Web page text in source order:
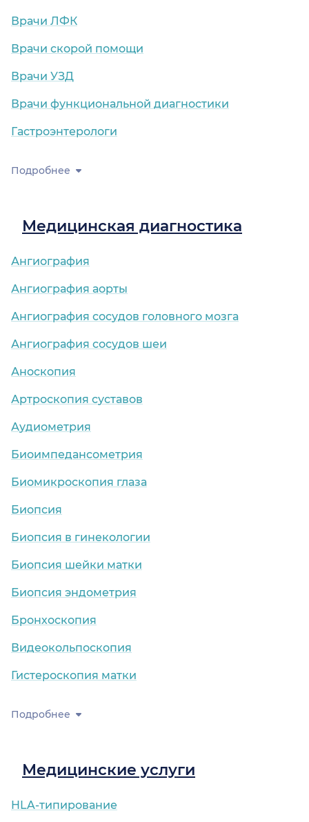
Врачи ЛФК
Врачи скорой помощи
Врачи УЗД
Врачи функциональной диагностики
Гастроэнтерологи
Подробнее
Медицинская диагностика
Ангиография
Ангиография аорты
Ангиография сосудов головного мозга
Ангиография сосудов шеи
Аноскопия
Артроскопия суставов
Аудиометрия
Биоимпедансометрия
Биомикроскопия глаза
Биопсия
Биопсия в гинекологии
Биопсия шейки матки
Биопсия эндометрия
Бронхоскопия
Видеокольпоскопия
Гистероскопия матки
Подробнее
Медицинские услуги
HLA-типирование